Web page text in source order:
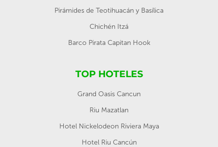
Pirámides de Teotihuacán y Basílica
Chichén Itzá
Barco Pirata Capitan Hook
TOP HOTELES
Grand Oasis Cancun
Riu Mazatlan
Hotel Nickelodeon Riviera Maya
Hotel Riu Cancún